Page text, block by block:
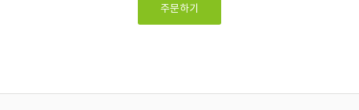
주문하기